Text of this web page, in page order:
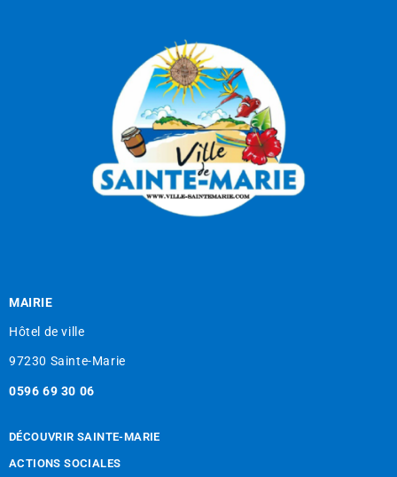
MAIRIE
Hôtel de ville
97230 Sainte-Marie
0596 69 30 06
DÉCOUVRIR SAINTE-MARIE
ACTIONS SOCIALES